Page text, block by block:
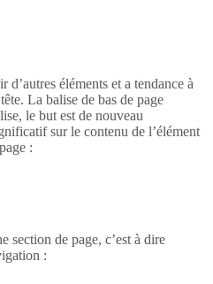
d’autres éléments et a tendance à
La balise de bas de page
le but est de nouveau
sur le contenu de l’élément
:
section de page, c’est à dire
: